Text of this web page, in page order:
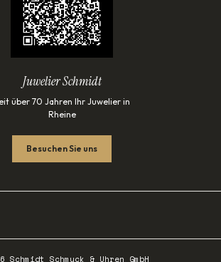
Juwelier Schmidt
über 70 Jahren Ihr Juwelier in
Rheine
Besuchen Sie uns
Schmidt Schmuck & Uhren GmbH